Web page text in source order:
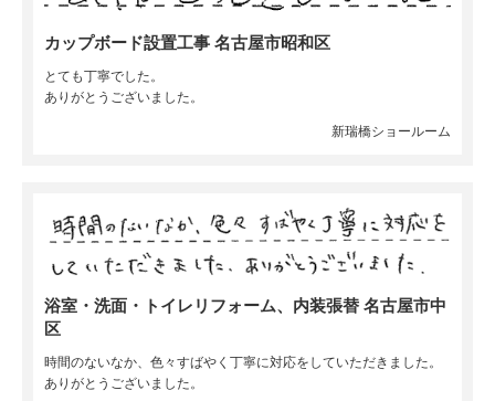
カップボード設置工事 名古屋市昭和区
とても丁寧でした。
ありがとうございました。
新瑞橋ショールーム
浴室・洗面・トイレリフォーム、内装張替 名古屋市中
区
時間のないなか、色々すばやく丁寧に対応をしていただきました。
ありがとうございました。